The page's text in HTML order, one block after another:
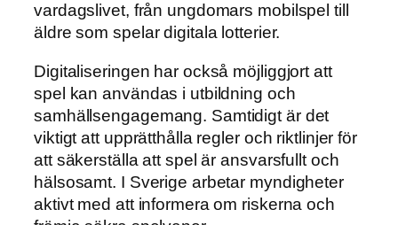
vardagslivet, från ungdomars mobilspel till
äldre som spelar digitala lotterier.
Digitaliseringen har också möjliggjort att
spel kan användas i utbildning och
samhällsengagemang. Samtidigt är det
viktigt att upprätthålla regler och riktlinjer för
att säkerställa att spel är ansvarsfullt och
hälsosamt. I Sverige arbetar myndigheter
aktivt med att informera om riskerna och